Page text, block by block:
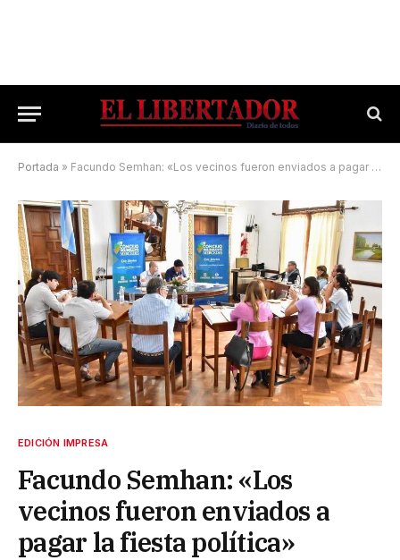
Portada » Facundo Semhan: «Los vecinos fueron enviados a pagar la fiesta política»
EDICIÓN IMPRESA
Facundo Semhan: «Los
vecinos fueron enviados a
pagar la fiesta política»